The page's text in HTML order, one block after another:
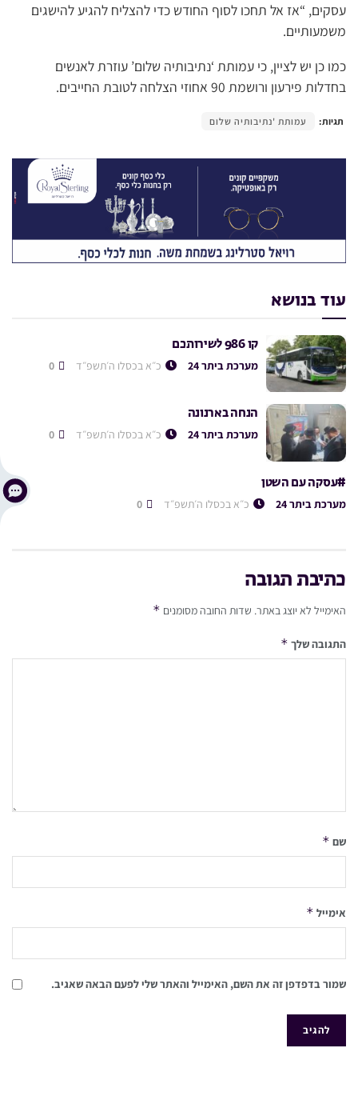
עסקים, “אז אל תחכו לסוף החודש כדי להצליח להגיע להישגים
משמעותיים.
כמו כן יש לציין, כי עמותת ‘נתיבותיה שלום’ עוזרת לאנשים
בחדלות פירעון ורושמת 90 אחוזי הצלחה לטובת החייבים.
תגיות: עמותת 'נתיבותיה שלום
עוד בנושא
קו 986 לשירותכם
מערכת ביתר 24 כ״א בכסלו ה׳תשפ״ד
הנחה בארנונה
מערכת ביתר 24 כ״א בכסלו ה׳תשפ״ד
#עסקה עם השטן
מערכת ביתר 24 כ״א בכסלו ה׳תשפ״ד
כתיבת תגובה
האימייל לא יוצג באתר. שדות החובה מסומנים *
התגובה שלך *
שם *
אימייל *
שמור בדפדפן זה את השם, האימייל והאתר שלי לפעם הבאה שאגיב.